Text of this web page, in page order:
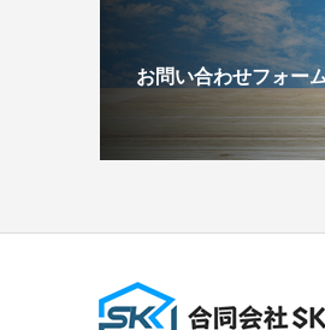
お問い合わせフォー